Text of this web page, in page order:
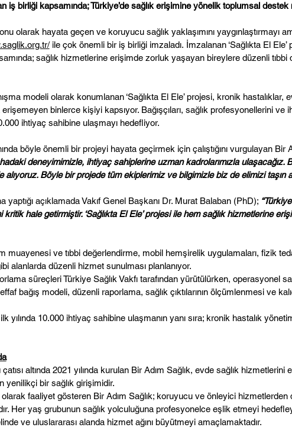
iş birliği kapsamında; Türkiye’de sağlık erişimine yönelik toplumsal
olarak hayata geçen ve koruyucu sağlık yaklaşımını yaygınlaştırmayı
ile çok önemli bir iş birliği imzaladı. İmzalanan ‘Sağlıkta El Ele’
sağlık hizmetlerine erişimde zorluk yaşayan bireylere düzenli
modeli olarak konumlanan ‘Sağlıkta El Ele’ projesi, kronik
binlerce kişiyi kapsıyor. Bağışçıları, sağlık profesyonellerini
ihtiyaç sahibine ulaşmayı hedefliyor.
böyle önemli bir projeyi hayata geçirmek için çalıştığını vurgulayan
deneyimimizle, ihtiyaç sahiplerine uzman kadrolarımızla
alıyoruz. Böyle bir projede tüm ekiplerimiz ve bilgimizle biz de elimizi taşın
yaptığı açıklamada Vakıf Genel Başkanı Dr. Murat Balaban (PhD);
hale getirmiştir. ‘Sağlıkta El Ele’ projesi ile hem sağlık hizmetlerine
muayenesi ve tıbbi değerlendirme, mobil hemşirelik uygulamaları, fizik
alanlarda düzenli hizmet sunulması planlanıyor.
süreçleri Türkiye Sağlık Vakfı tarafından yürütülürken, operasyonel
bağış modeli, düzenli raporlama, sağlık çıktılarının ölçümlenmesi ve
ilk yılında 10.000 ihtiyaç sahibine ulaşmanın yanı sıra; kronik hastalık
altında 2021 yılında kurulan Bir Adım Sağlık, evde sağlık
yenilikçi bir sağlık girişimidir.
olarak faaliyet gösteren Bir Adım Sağlık; koruyucu ve önleyici
Her yaş grubunun sağlık yolculuğuna profesyonelce eşlik etmeyi
ve uluslararası alanda hizmet ağını büyütmeyi amaçlamaktadır.